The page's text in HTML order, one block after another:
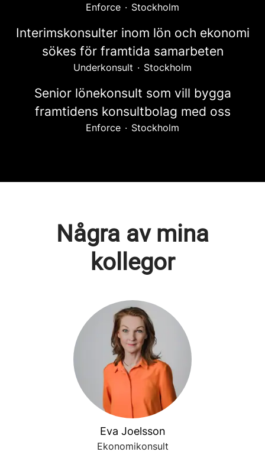
Enforce · Stockholm
Interimskonsulter inom lön och ekonomi
sökes för framtida samarbeten
Underkonsult · Stockholm
Senior lönekonsult som vill bygga
framtidens konsultbolag med oss
Enforce · Stockholm
Några av mina
kollegor
Eva Joelsson
Ekonomikonsult